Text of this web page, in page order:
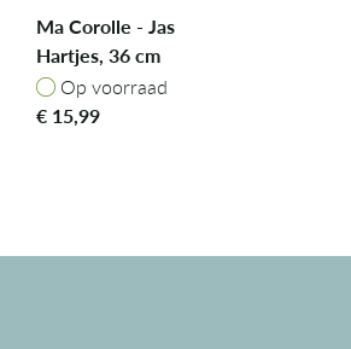
Ma Corolle - Jas
Hartjes, 36 cm
Op voorraad
Op voorraad
€ 15,99